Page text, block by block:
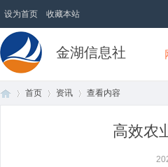
设为首页 收藏本站
金湖信息社
首页 资讯 查看内容
高效农